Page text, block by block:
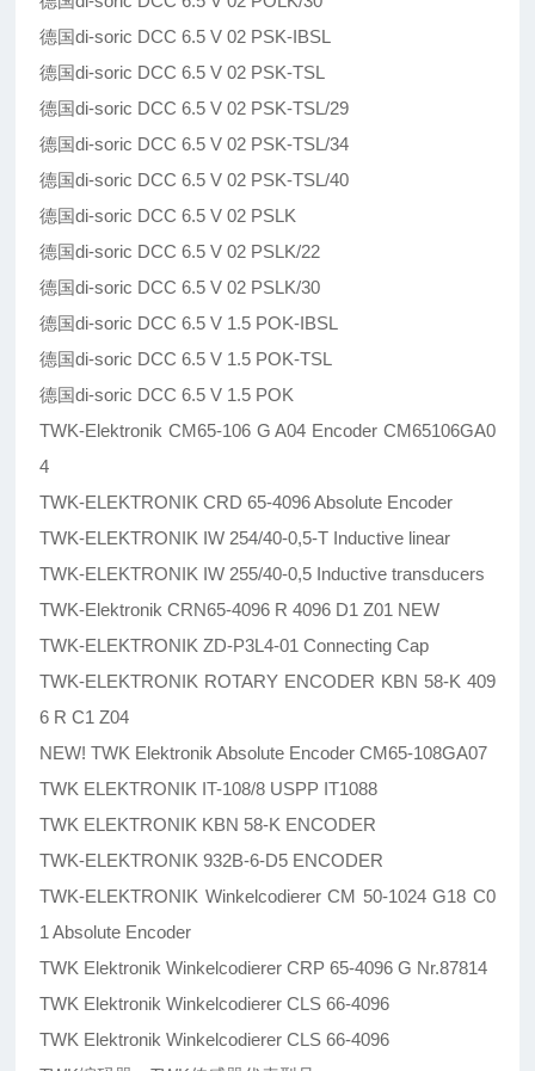
德国di-soric DCC 6.5 V 02 PSK-IBSL
德国di-soric DCC 6.5 V 02 PSK-TSL
德国di-soric DCC 6.5 V 02 PSK-TSL/29
德国di-soric DCC 6.5 V 02 PSK-TSL/34
德国di-soric DCC 6.5 V 02 PSK-TSL/40
德国di-soric DCC 6.5 V 02 PSLK
德国di-soric DCC 6.5 V 02 PSLK/22
德国di-soric DCC 6.5 V 02 PSLK/30
德国di-soric DCC 6.5 V 1.5 POK-IBSL
德国di-soric DCC 6.5 V 1.5 POK-TSL
德国di-soric DCC 6.5 V 1.5 POK
TWK-Elektronik CM65-106 G A04 Encoder CM65106GA0
4
TWK-ELEKTRONIK CRD 65-4096 Absolute Encoder
TWK-ELEKTRONIK IW 254/40-0,5-T Inductive linear
TWK-ELEKTRONIK IW 255/40-0,5 Inductive transducers
TWK-Elektronik CRN65-4096 R 4096 D1 Z01 NEW
TWK-ELEKTRONIK ZD-P3L4-01 Connecting Cap
TWK-ELEKTRONIK ROTARY ENCODER KBN 58-K 409
6 R C1 Z04
NEW! TWK Elektronik Absolute Encoder CM65-108GA07
TWK ELEKTRONIK IT-108/8 USPP IT1088
TWK ELEKTRONIK KBN 58-K ENCODER
TWK-ELEKTRONIK 932B-6-D5 ENCODER
TWK-ELEKTRONIK Winkelcodierer CM 50-1024 G18 C0
1 Absolute Encoder
TWK Elektronik Winkelcodierer CRP 65-4096 G Nr.87814
TWK Elektronik Winkelcodierer CLS 66-4096
TWK Elektronik Winkelcodierer CLS 66-4096